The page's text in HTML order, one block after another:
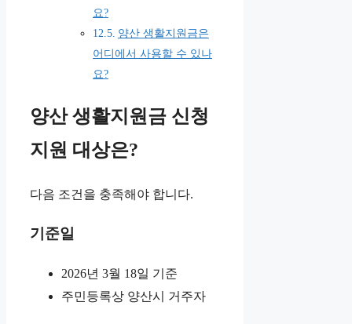
요?
양산 생활지원금은
어디에서 사용할 수 있나
요?
양산 생활지원금 신청
지원 대상은?
다음 조건을 충족해야 합니다.
기준일
2026년 3월 18일 기준
주민등록상 양산시 거주자